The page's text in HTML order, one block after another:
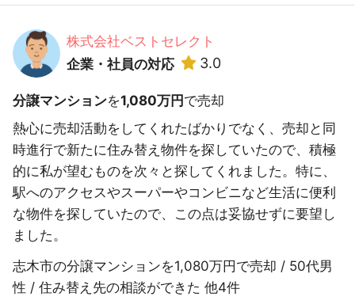
株式会社ベストセレクト
企業・社員の対応
3.0
分譲マンションを1,080万円で売却
熱心に売却活動をしてくれたばかりでなく、売却と同
時進行で新たに住み替え物件を探していたので、積極
的に私が望むものを次々と探してくれました。特に、
駅へのアクセスやスーパーやコンビニなど生活に便利
な物件を探していたので、この点は妥協せずに要望し
ました。
志木市の分譲マンションを1,080万円で売却 / 50代男
性 / 住み替え先の相談ができた 他4件